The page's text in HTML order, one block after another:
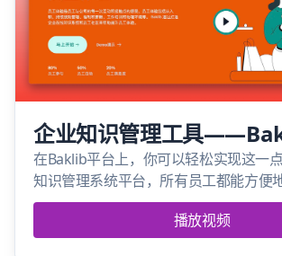
企业知识管理工具
在Baklib平台上，你可以轻松实现这一
知识管理系统平台，所有员工都能方便
发表评论并提出问题。无论是上传操作
最佳实践视频，Baklib都能帮助你集中
识，让员工快速找到所需内容。
播放视频